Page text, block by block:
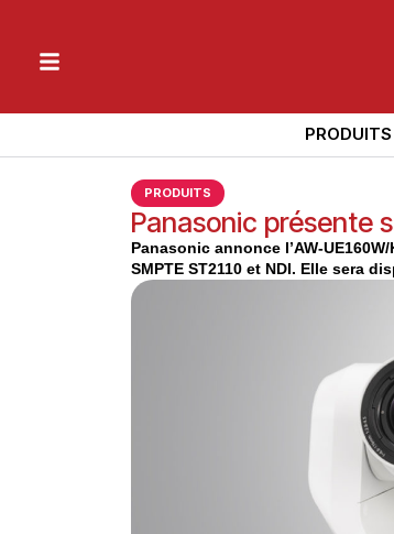
PRODUITS
PRODUITS
Panasonic présente
Panasonic annonce l’AW-
SMPTE ST2110 et NDI. Elle sera